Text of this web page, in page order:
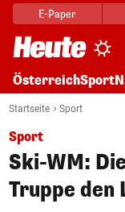
E-Paper
ÖsterreichSport
Startseite Sport
Sport
Ski-WM:
Truppe den